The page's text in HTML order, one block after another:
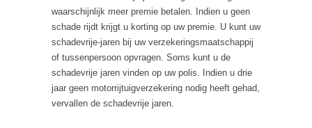
waarschijnlijk meer premie betalen. Indien u geen
schade rijdt krijgt u korting op uw premie. U kunt uw
schadevrije-jaren bij uw verzekeringsmaatschappij
of tussenpersoon opvragen. Soms kunt u de
schadevrije jaren vinden op uw polis. Indien u drie
jaar geen motorrijtuigverzekering nodig heeft gehad,
vervallen de schadevrije jaren.